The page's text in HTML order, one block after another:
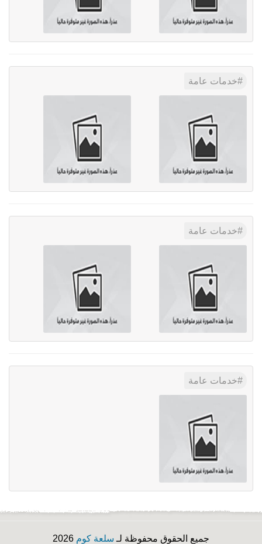
خدمات عامة
خدمات عامة
خدمات عامة
جميع الحقوق محفوظة لـ سلعة كوم